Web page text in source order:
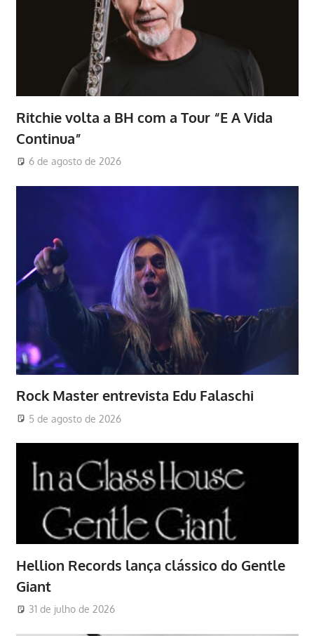
Ritchie volta a BH com a Tour “E A Vida
Continua”
6 de agosto de 2026
Rock Master entrevista Edu Falaschi
5 de agosto de 2026
Hellion Records lança clássico do Gentle
Giant
31 de julho de 2026